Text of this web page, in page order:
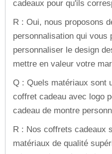
cadeaux pour qu'ils
R : Oui, nous proposons
personnalisation qui vous
personnaliser le design
mettre en valeur votre
Q : Quels matériaux sont
coffret cadeau avec logo
cadeau de montre
R : Nos coffrets cadeaux
matériaux de qualité